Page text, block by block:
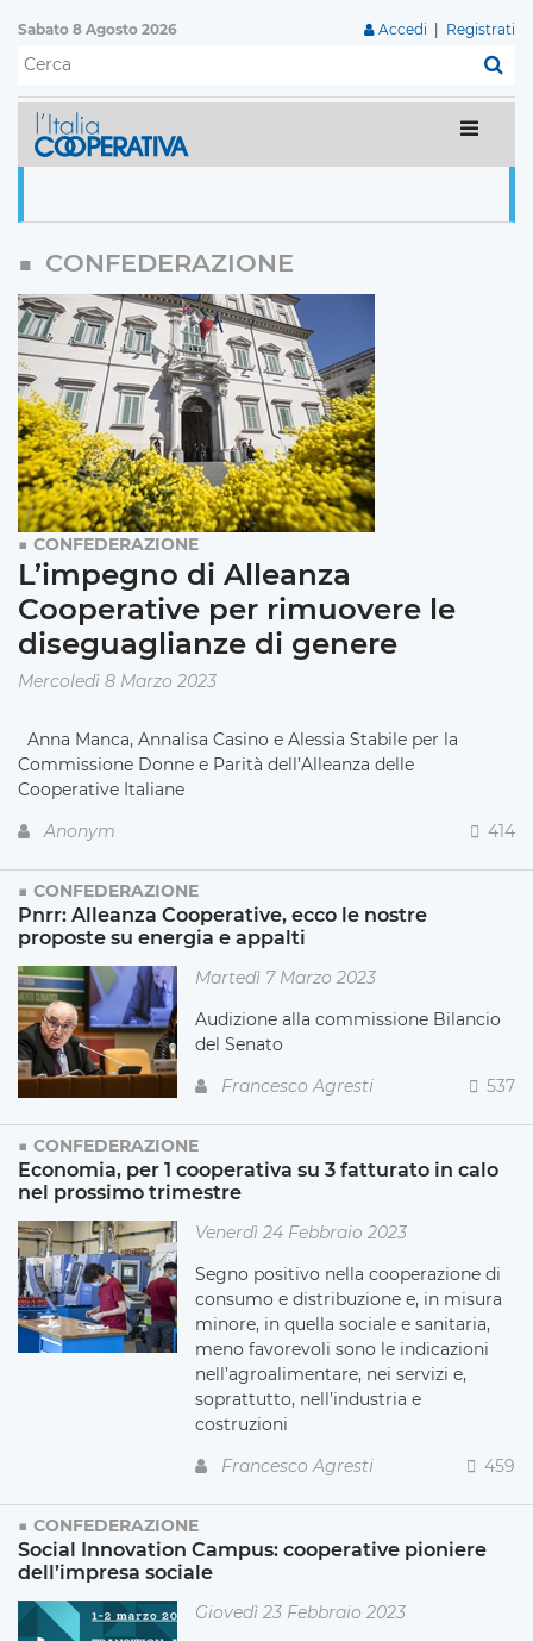
Sabato 8 Agosto 2026 Accedi Registrati
CONFEDERAZIONE
CONFEDERAZIONE
L’impegno di Alleanza
Cooperative per rimuovere le
diseguaglianze di genere
Mercoledì 8 Marzo 2023
Anna Manca, Annalisa Casino e Alessia Stabile per la
Commissione Donne e Parità dell’Alleanza delle
Cooperative Italiane
Anonym
414
CONFEDERAZIONE
Pnrr: Alleanza Cooperative, ecco le nostre
proposte su energia e appalti
Martedì 7 Marzo 2023
Audizione alla commissione Bilancio
del Senato
Francesco Agresti
537
CONFEDERAZIONE
Economia, per 1 cooperativa su 3 fatturato in calo
nel prossimo trimestre
Venerdì 24 Febbraio 2023
Segno positivo nella cooperazione di
consumo e distribuzione e, in misura
minore, in quella sociale e sanitaria,
meno favorevoli sono le indicazioni
nell’agroalimentare, nei servizi e,
soprattutto, nell’industria e
costruzioni
Francesco Agresti
459
CONFEDERAZIONE
Social Innovation Campus: cooperative pioniere
dell’impresa sociale
Giovedì 23 Febbraio 2023